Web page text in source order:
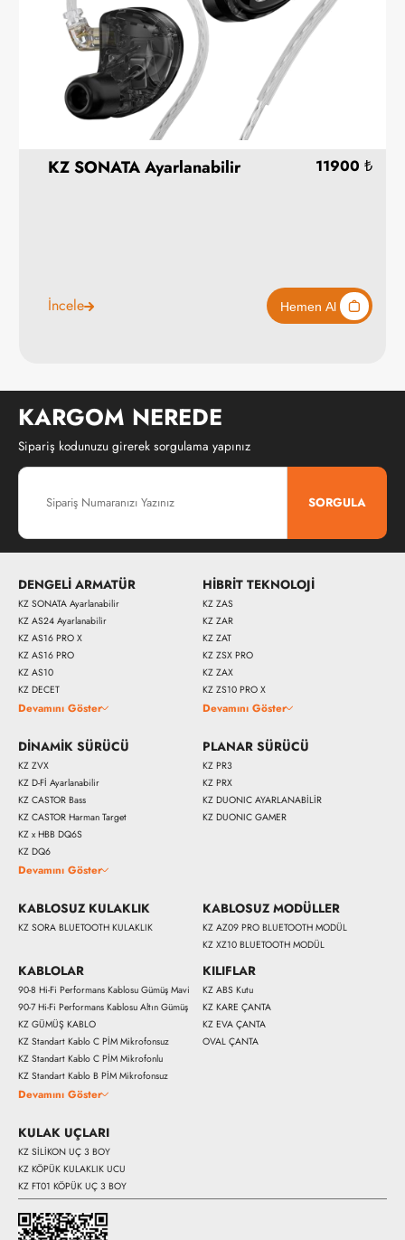
KZ SONATA Ayarlanabilir
İncele
KARGOM NEREDE
Sipariş kodunuzu girerek sorgulama yapınız
SORGULA
DENGELİ ARMATÜR
KZ SONATA Ayarlanabilir
KZ AS24 Ayarlanabilir
KZ AS16 PRO X
KZ AS16 PRO
KZ AS10
KZ DECET
Devamını Göster
HİBRİT TEKNOLOJİ
KZ ZAS
KZ ZAR
KZ ZAT
KZ ZSX PRO
KZ ZAX
KZ ZS10 PRO X
Devamını Göster
DİNAMİK SÜRÜCÜ
KZ ZVX
KZ D-Fİ Ayarlanabilir
KZ CASTOR Bass
KZ CASTOR Harman Target
KZ x HBB DQ6S
KZ DQ6
Devamını Göster
PLANAR SÜRÜCÜ
KZ PR3
KZ PRX
KZ DUONIC AYARLANABİLİR
KZ DUONIC GAMER
KABLOSUZ KULAKLIK
KZ SORA BLUETOOTH KULAKLIK
KABLOSUZ MODÜLLER
KZ AZ09 PRO BLUETOOTH MODÜL
KZ XZ10 BLUETOOTH MODÜL
KABLOLAR
90-8 Hi-Fi Performans Kablosu Gümüş Mavi
90-7 Hi-Fi Performans Kablosu Altın Gümüş
KZ GÜMÜŞ KABLO
KZ Standart Kablo C PİM Mikrofonsuz
KZ Standart Kablo C PİM Mikrofonlu
KZ Standart Kablo B PİM Mikrofonsuz
Devamını Göster
KILIFLAR
KZ ABS Kutu
KZ KARE ÇANTA
KZ EVA ÇANTA
OVAL ÇANTA
KULAK UÇLARI
KZ SİLİKON UÇ 3 BOY
KZ KÖPÜK KULAKLIK UCU
KZ FT01 KÖPÜK UÇ 3 BOY